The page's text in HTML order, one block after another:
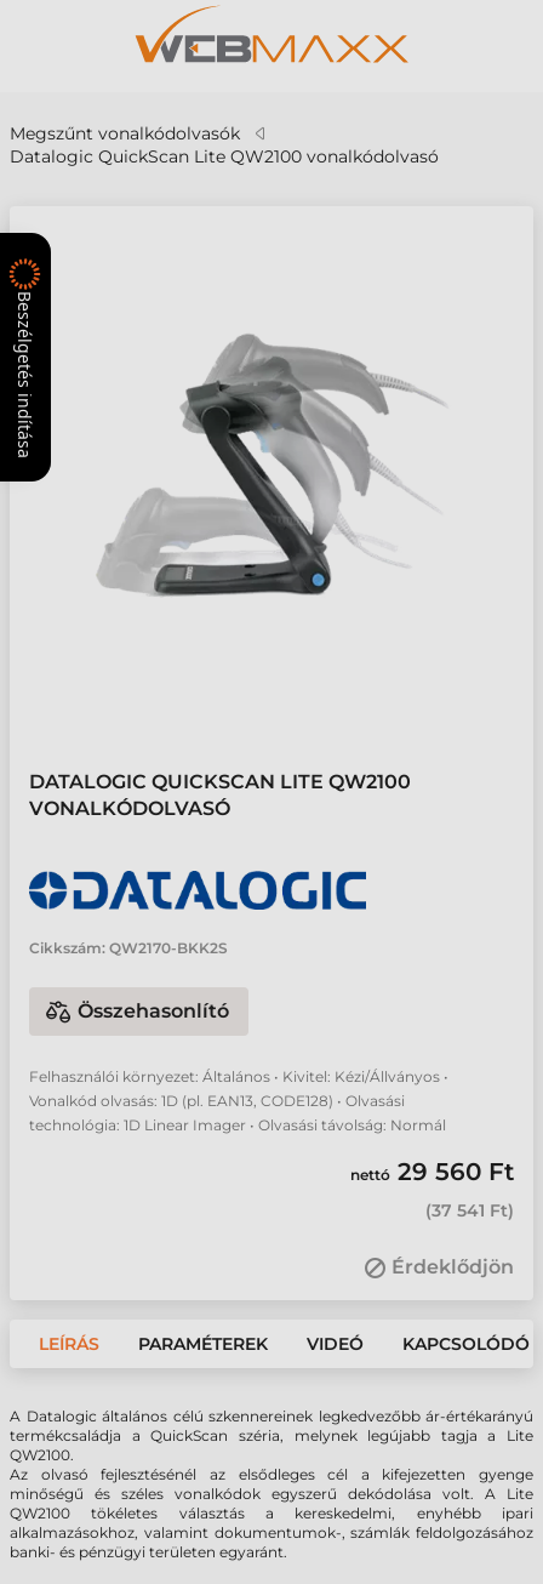
Megszűnt vonalkódolvasók
Datalogic QuickScan Lite QW2100 vonalkódolvasó
DATALOGIC QUICKSCAN LITE QW2100
VONALKÓDOLVASÓ
Cikkszám: QW2170-BKK2S
Összehasonlító
Felhasználói környezet: Általános • Kivitel: Kézi/Állványos •
Vonalkód olvasás: 1D (pl. EAN13, CODE128) • Olvasási
technológia: 1D Linear Imager • Olvasási távolság: Normál
nettó 29 560 Ft
(37 541 Ft)
Érdeklődjön
LEÍRÁS PARAMÉTEREK VIDEÓ KAPCSOLÓDÓ
A Datalogic általános célú szkennereinek legkedvezőbb ár-értékarányú
termékcsaládja a QuickScan széria, melynek legújabb tagja a Lite
QW2100.
Az olvasó fejlesztésénél az elsődleges cél a kifejezetten gyenge
minőségű és széles vonalkódok egyszerű dekódolása volt. A Lite
QW2100 tökéletes választás a kereskedelmi, enyhébb ipari
alkalmazásokhoz, valamint dokumentumok-, számlák feldolgozásához
banki- és pénzügyi területen egyaránt.
Beszélgetés indítása